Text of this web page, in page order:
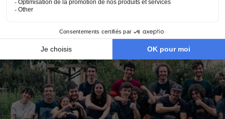
Merry Crisemas – © photo : Enoline Belin